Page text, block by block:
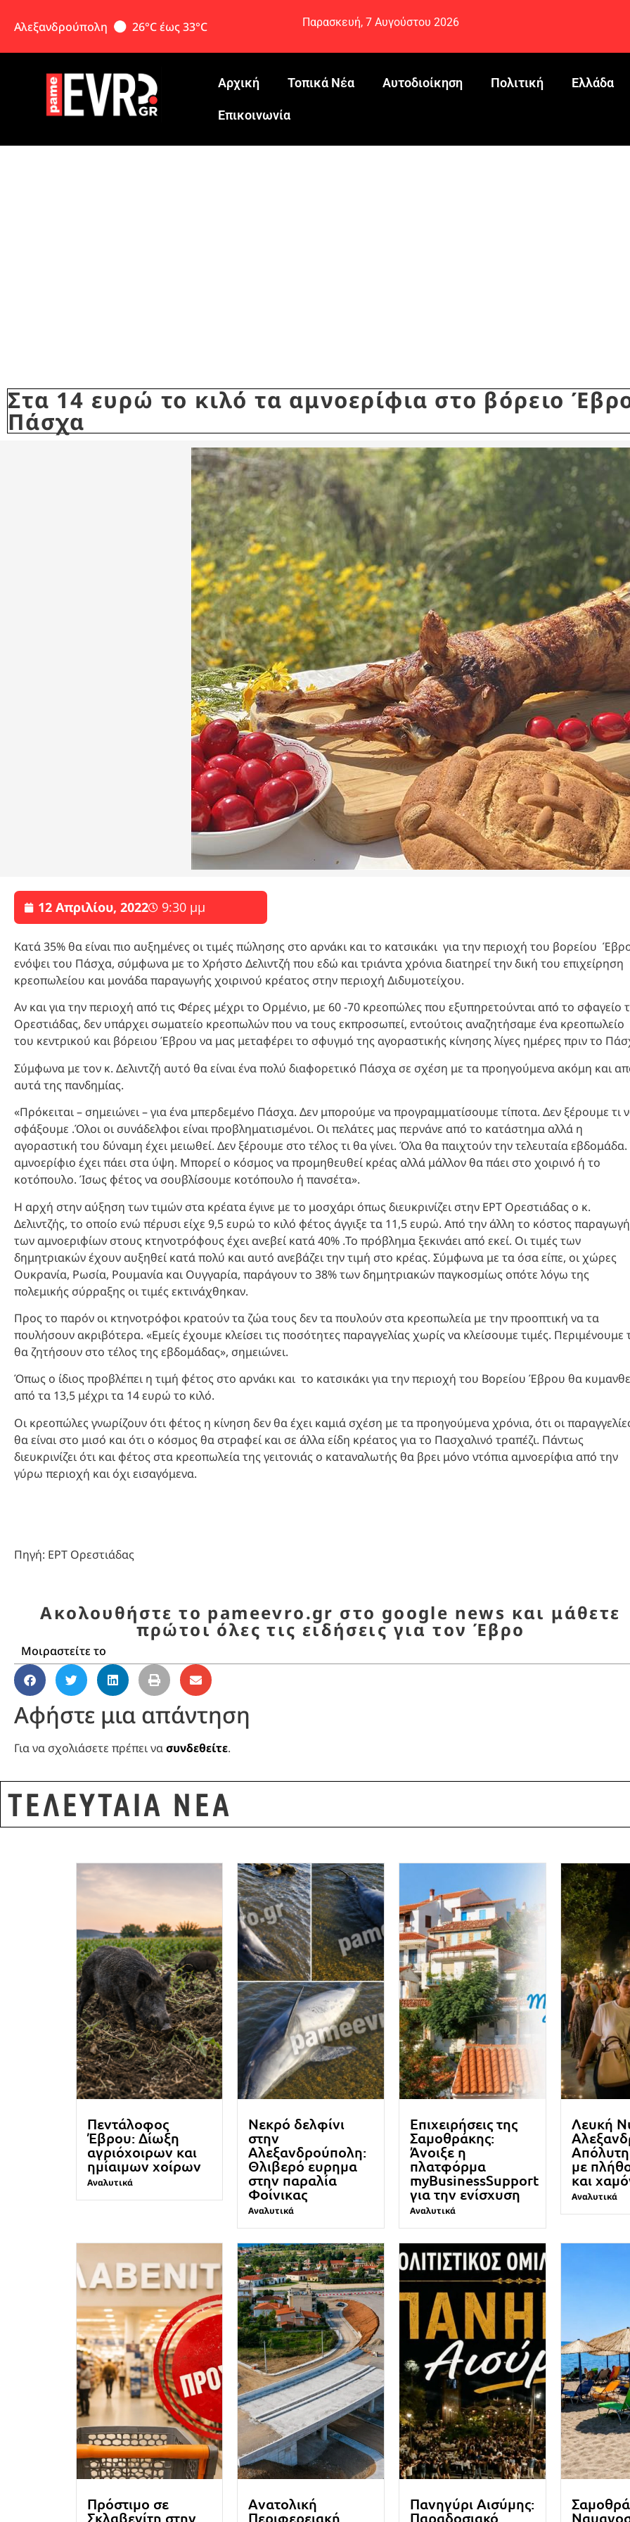
Αλεξανδρούπολη 26°C έως 33°C Παρασκευή, 7 Αυγούστου 2026
Αρχική Τοπικά Νέα Αυτοδιοίκηση Πολιτική Ελλάδα
Eπικοινωνία
Στα 14 ευρώ το κιλό τα αμνοερίφια στο βόρειο
Πάσχα
12 Απριλίου, 2022 9:30 μμ
Κατά 35% θα είναι πιο αυξημένες οι τιμές πώλησης στο αρνάκι και το κατσικάκι για την περιοχή του βορείου
ενόψει του Πάσχα, σύμφωνα με το Χρήστο Δελιντζή που εδώ και τριάντα χρόνια διατηρεί την δική του επιχείρηση
κρεοπωλείου και μονάδα παραγωγής χοιρινού κρέατος στην περιοχή Διδυμοτείχου.
Αν και για την περιοχή από τις Φέρες μέχρι το Ορμένιο, με 60 -70 κρεοπώλες που εξυπηρετούνται από το σφαγείο
Ορεστιάδας, δεν υπάρχει σωματείο κρεοπωλών που να τους εκπροσωπεί, εντούτοις αναζητήσαμε ένα κρεοπωλείο
του κεντρικού και βόρειου Έβρου να μας μεταφέρει το σφυγμό της αγοραστικής κίνησης λίγες ημέρες πριν το
Σύμφωνα με τον κ. Δελιντζή αυτό θα είναι ένα πολύ διαφορετικό Πάσχα σε σχέση με τα προηγούμενα ακόμη και
αυτά της πανδημίας.
«Πρόκειται – σημειώνει – για ένα μπερδεμένο Πάσχα. Δεν μπορούμε να προγραμματίσουμε τίποτα. Δεν ξέρουμε τι
σφάξουμε .Όλοι οι συνάδελφοι είναι προβληματισμένοι. Οι πελάτες μας περνάνε από το κατάστημα αλλά η
αγοραστική του δύναμη έχει μειωθεί. Δεν ξέρουμε στο τέλος τι θα γίνει. Όλα θα παιχτούν την τελευταία εβδομάδα.
αμνοερίφιο έχει πάει στα ύψη. Μπορεί ο κόσμος να προμηθευθεί κρέας αλλά μάλλον θα πάει στο χοιρινό ή το
κοτόπουλο. Ίσως φέτος να σουβλίσουμε κοτόπουλο ή πανσέτα».
Η αρχή στην αύξηση των τιμών στα κρέατα έγινε με το μοσχάρι όπως διευκρινίζει στην ΕΡΤ Ορεστιάδας ο κ.
Δελιντζής, το οποίο ενώ πέρυσι είχε 9,5 ευρώ το κιλό φέτος άγγιξε τα 11,5 ευρώ. Από την άλλη το κόστος
των αμνοεριφίων στους κτηνοτρόφους έχει ανεβεί κατά 40% .Το πρόβλημα ξεκινάει από εκεί. Οι τιμές των
δημητριακών έχουν αυξηθεί κατά πολύ και αυτό ανεβάζει την τιμή στο κρέας. Σύμφωνα με τα όσα είπε, οι χώρες
Ουκρανία, Ρωσία, Ρουμανία και Ουγγαρία, παράγουν το 38% των δημητριακών παγκοσμίως οπότε λόγω της
πολεμικής σύρραξης οι τιμές εκτινάχθηκαν.
Προς το παρόν οι κτηνοτρόφοι κρατούν τα ζώα τους δεν τα πουλούν στα κρεοπωλεία με την προοπτική να τα
πουλήσουν ακριβότερα. «Εμείς έχουμε κλείσει τις ποσότητες παραγγελίας χωρίς να κλείσουμε τιμές. Περιμένουμε
θα ζητήσουν στο τέλος της εβδομάδας», σημειώνει.
Όπως ο ίδιος προβλέπει η τιμή φέτος στο αρνάκι και το κατσικάκι για την περιοχή του Βορείου Έβρου θα
από τα 13,5 μέχρι τα 14 ευρώ το κιλό.
Οι κρεοπώλες γνωρίζουν ότι φέτος η κίνηση δεν θα έχει καμιά σχέση με τα προηγούμενα χρόνια, ότι οι
θα είναι στο μισό και ότι ο κόσμος θα στραφεί και σε άλλα είδη κρέατος για το Πασχαλινό τραπέζι. Πάντως
διευκρινίζει ότι και φέτος στα κρεοπωλεία της γειτονιάς ο καταναλωτής θα βρει μόνο ντόπια αμνοερίφια από την
γύρω περιοχή και όχι εισαγόμενα.
Πηγή: ΕΡΤ Ορεστιάδας
Ακολουθήστε το pameevro.gr στο google news και μάθετε
πρώτοι όλες τις ειδήσεις για τον Έβρο
Μοιραστείτε το
Αφήστε μια απάντηση
Για να σχολιάσετε πρέπει νασυνδεθείτε.
ΤΕΛΕΥΤΑΙΑ ΝΕΑ
Πεντάλοφος
Έβρου: Δίωξη
αγριόχοιρων και
ημίαιμων χοίρων
Αναλυτικά
Νεκρό δελφίνι
στην
Αλεξανδρούπολη:
Θλιβερό ευρημα
στην παραλία
Φοίνικας
Αναλυτικά
Επιχειρήσεις της
Σαμοθράκης:
Άνοιξε η
πλατφόρμα
myBusinessSupport
για την ενίσχυση
Αναλυτικά
Λευκή
Απόλυτη
με
και
Αναλυτικά
Πρόστιμο σε
Σκλαβενίτη στην
Ανατολική
Περιφερειακή
Πανηγύρι Αισύμης:
Παραδοσιακό